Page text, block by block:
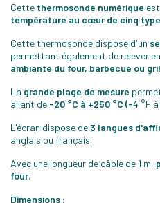
Cette thermosonde numérique
température au cœur de cinq
Cette thermosonde dispose d'un
permettant également de relever
ambiante du four, barbecue ou
La grande plage de mesure
allant de -20 °C à +250 °C (-4 °F
L'écran dispose de 3 langues
anglais ou français.
Avec une longueur de câble de 1 m,
four.
Dimensions :